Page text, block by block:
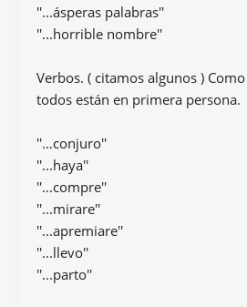
''...ásperas palabras''
''...horrible nombre''
Verbos. ( citamos algunos )
todos están en primera persona.
''…conjuro''
''...haya''
''...compre''
''...mirare''
''...apremiare''
''...llevo''
''...parto''